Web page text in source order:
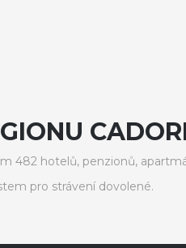
482 hotelů, penzionů,
pro strávení dovolené.